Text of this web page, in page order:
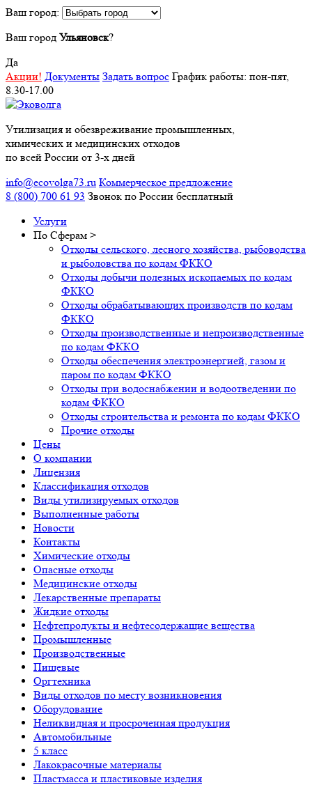
Ваш город:
Ваш город Ульяновск?
Да
Акции! Документы Задать вопрос График работы: пон-пят,
8.30-17.00
Утилизация и обезвреживание промышленных,
химических и медицинских отходов
по всей России от 3-х дней
info@ecovolga73.ru Коммерческое предложение
8 (800) 700 61 93 Звонок по России бесплатный
Услуги
По Сферам >
Отходы сельского, лесного хозяйства, рыбоводства
и рыболовства по кодам ФККО
Отходы добычи полезных ископаемых по кодам
ФККО
Отходы обрабатывающих производств по кодам
ФККО
Отходы производственные и непроизводственные
по кодам ФККО
Отходы обеспечения электроэнергией, газом и
паром по кодам ФККО
Отходы при водоснабжении и водоотведении по
кодам ФККО
Отходы строительства и ремонта по кодам ФККО
Прочие отходы
Цены
О компании
Лицензия
Классификация отходов
Виды утилизируемых отходов
Выполненные работы
Новости
Контакты
Химические отходы
Опасные отходы
Медицинские отходы
Лекарственные препараты
Жидкие отходы
Нефтепродукты и нефтесодержащие вещества
Промышленные
Производственные
Пищевые
Оргтехника
Виды отходов по месту возникновения
Оборудование
Неликвидная и просроченная продукция
Автомобильные
5 класс
Лакокрасочные материалы
Пластмасса и пластиковые изделия